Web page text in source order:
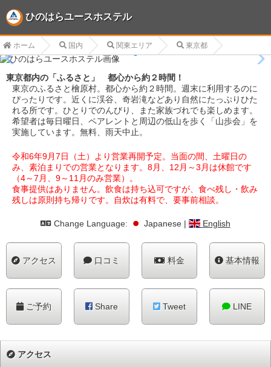
ひのはらユースホステル
ホーム 国内 関東エリア 東京都
東京都内の「ふるさと」 都心から約２時間！
東京のふるさと檜原村。都心から約２時間。週末に利用するのに
ぴったりです。近くに渓谷、奇岩滝などあり自然にたっぷりひた
れる所です。ひとりでのんびり、また家族づれでも楽しめます。
希望者は毎日曜日、ペアレントと周辺の低山を歩く「山歩会」を
実施しています。無料、雨天中止。
令和6年9月7日（土）より営業再開予定。当面の間、土曜日の
み、素泊まりでの営業となります。8月、12月～3月は休館です
（4～7月、9～11月のみ営業）。
食事提供はありません。飲食は持ち込可ですが、食べ残し・飲み
残しは原則持ち帰りです。自炊は有料で、要事前相談。
Change Language: Japanese | English
アクセス 口コミ 料金 基本情報
ご予約 Share Tweet LINE
アクセス